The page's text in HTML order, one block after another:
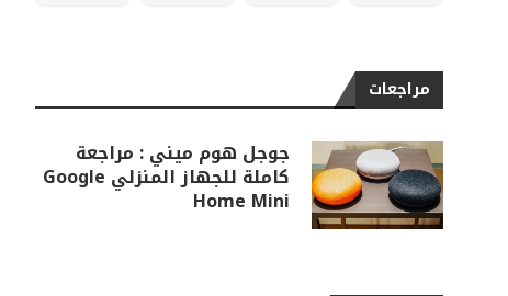
مراجعات
جوجل هوم ميني : مراجعة
كاملة للجهاز المنزلي Google
Home Mini